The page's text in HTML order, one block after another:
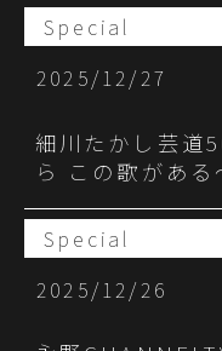
Special
2025/12/27
細川たかし芸道
ら この歌がある
Special
2025/12/26